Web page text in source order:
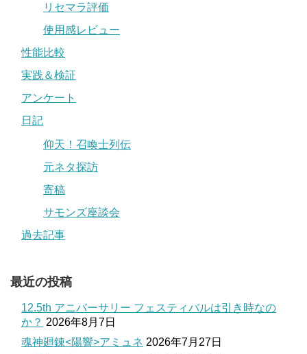
リセマラ評価
使用感レビュー
性能比較
実践＆検証
アンケート
日記
仰天！召喚士列伝
元ネタ探訪
寄稿
サモンズ座談会
過去記事
最近の投稿
12.5th アニバーサリー フェスティバルは引き時なの
か？ 2026年8月7日
魂神廻錬<陽響>アミュネ 2026年7月27日